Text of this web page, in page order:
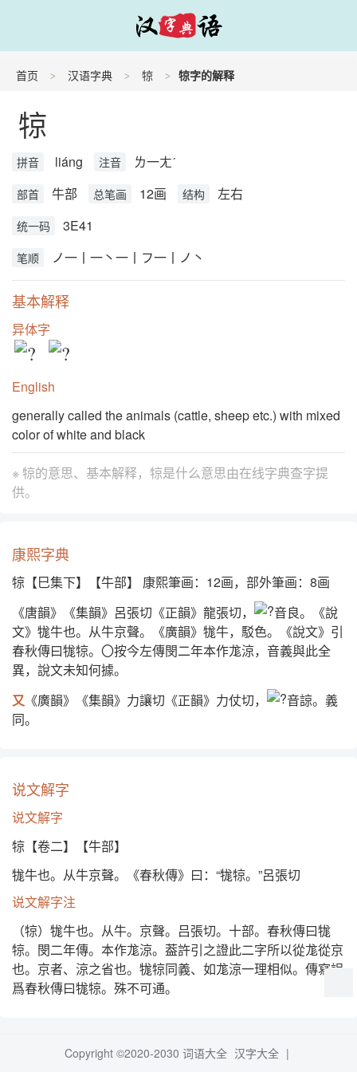
首页 汉语字典 㹁 㹁字的解释
㹁
拼音 liáng 注音 ㄌ一ㄤˊ
部首 牛部 总笔画 12画 结构 左右
统一码 3E41
笔顺 ノ一丨一丶一丨フ一丨ノ丶
基本解释
异体字
English
generally called the animals (cattle, sheep etc.) with mixed
color of white and black
※ 㹁的意思、基本解释，㹁是什么意思由在线字典查字提
供。
康熙字典
㹁【巳集下】【牛部】 康熙筆画：12画，部外筆画：8画
《唐韻》《集韻》呂張切《正韻》龍張切，
音良。《說
文》牻牛也。从牛京聲。《廣韻》牻牛，駁色。《說文》引
春秋傳曰牻㹁。〇按今左傳閔二年本作尨涼，音義與此全
異，說文未知何據。
又 《廣韻》《集韻》力讓切《正韻》力仗切，
音諒。義
同。
说文解字
说文解字
㹁【卷二】【牛部】
牻牛也。从牛京聲。《春秋傳》曰：“牻㹁。”呂張切
说文解字注
（㹁）牻牛也。从牛。京聲。吕張切。十部。春秋傳曰牻
㹁。閔二年傳。本作尨涼。葢許引之證此二字所以從尨從京
也。京者、涼之省也。牻㹁同義、如尨涼一理相似。傳寫誤
爲春秋傳曰牻㹁。殊不可通。
Copyright ©2020-2030 词语大全 汉字大全 |